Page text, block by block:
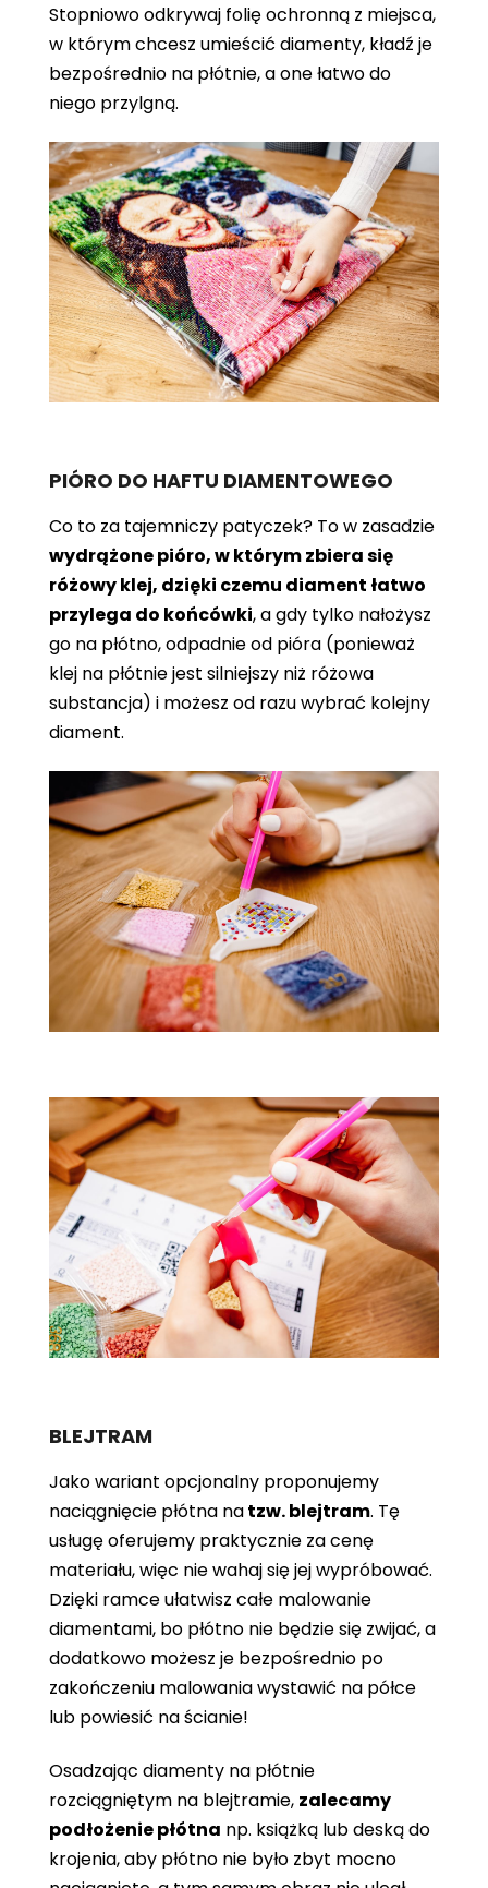
Stopniowo odkrywaj folię ochronną z miejsca,
w którym chcesz umieścić diamenty, kładź je
bezpośrednio na płótnie, a one łatwo do
niego przylgną.
PIÓRO DO HAFTU DIAMENTOWEGO
Co to za tajemniczy patyczek? To w zasadzie
wydrążone pióro, w którym zbiera się
różowy klej, dzięki czemu diament łatwo
przylega do końcówki, a gdy tylko nałożysz
go na płótno, odpadnie od pióra (ponieważ
klej na płótnie jest silniejszy niż różowa
substancja) i możesz od razu wybrać kolejny
diament.
BLEJTRAM
Jako wariant opcjonalny proponujemy
naciągnięcie płótna natzw. blejtram. Tę
usługę oferujemy praktycznie za cenę
materiału, więc nie wahaj się jej wypróbować.
Dzięki ramce ułatwisz całe malowanie
diamentami, bo płótno nie będzie się zwijać, a
dodatkowo możesz je bezpośrednio po
zakończeniu malowania wystawić na półce
lub powiesić na ścianie!
Osadzając diamenty na płótnie
rozciągniętym na blejtramie, zalecamy
podłożenie płótna np. książką lub deską do
krojenia, aby płótno nie było zbyt mocno